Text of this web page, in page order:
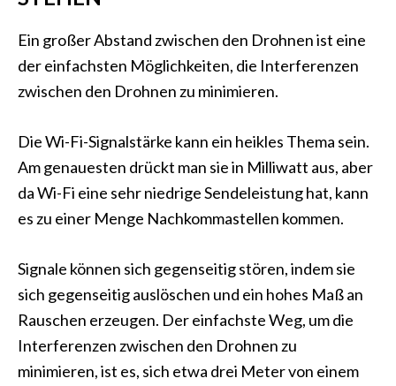
Ein großer Abstand zwischen den Drohnen ist eine
der einfachsten Möglichkeiten, die Interferenzen
zwischen den Drohnen zu minimieren.
Die Wi-Fi-Signalstärke kann ein heikles Thema sein.
Am genauesten drückt man sie in Milliwatt aus, aber
da Wi-Fi eine sehr niedrige Sendeleistung hat, kann
es zu einer Menge Nachkommastellen kommen.
Signale können sich gegenseitig stören, indem sie
sich gegenseitig auslöschen und ein hohes Maß an
Rauschen erzeugen. Der einfachste Weg, um die
Interferenzen zwischen den Drohnen zu
minimieren, ist es, sich etwa drei Meter von einem